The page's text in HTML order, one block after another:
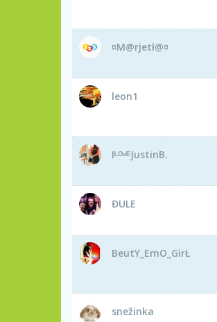
¤M@rjetł@¤
leon1
IᴸᴼᵛᴱJustinB.
ĐULE
BeutY_EmO_GirŁ
snežinka